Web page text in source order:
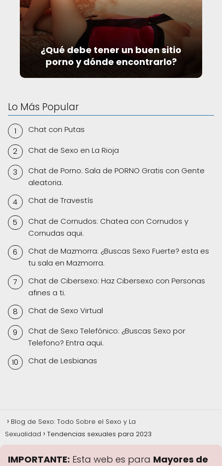
¿Qué debe tener un buen sitio
porno y dónde encontrarlo?
Lo Más Popular
Chat con Putas
Chat de Sexo en La Rioja
Chat de Porno: Sala de PORNO Gratis con Gente
aleatoria.
Chat de Travestís
Chat de Cornudos: Chatea con Cornudos y
Cornudas aqui.
Chat de Mazmorra: ¿Buscas Sexo Fuerte? esta es
tu sala en Mazmorra.
Chat de Cibersexo: Haz Cibersexo con Personas
afines a ti.
Chat de Sexo Virtual
Chat de Sexo Telefónico: ¿Buscas Sexo por
Telefono? Entra aqui.
Chat de Lesbianas
Blog de Sexo: Todo Sobre el Sexo y La
Sexualidad
Tendencias sexuales para 2023
IMPORTANTE: Esta web es para Mayores de